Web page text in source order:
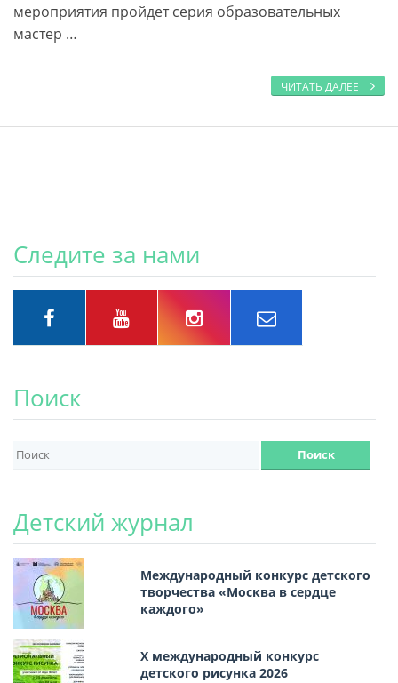
мероприятия пройдет серия образовательных
мастер …
ЧИТАТЬ ДАЛЕЕ
Следите за нами
Поиск
Детский журнал
Международный конкурс детского
творчества «Москва в сердце
каждого»
Х международный конкурс
детского рисунка 2026